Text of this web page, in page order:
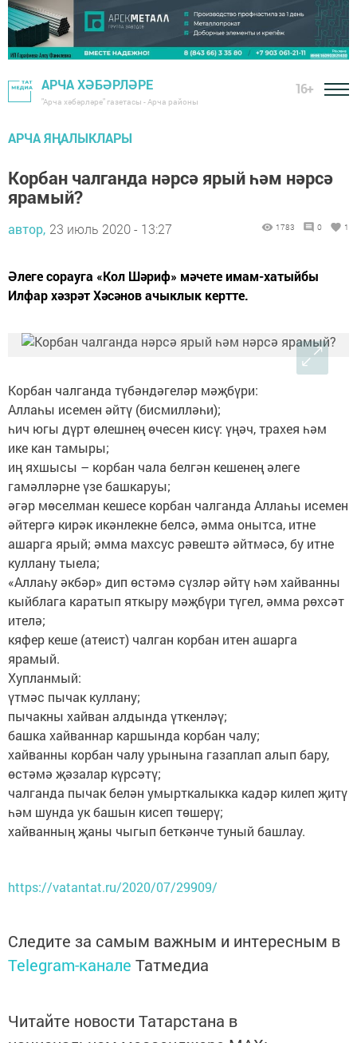
АРЧА ХӘБӘРЛӘРЕ
"Арча хәбәрләре" газетасы - Арча районы
16+
АРЧА ЯҢАЛЫКЛАРЫ
Корбан чалганда нәрсә ярый һәм нәрсә
ярамый?
автор, 23 июль 2020 - 13:27 1783 0 1
Әлеге сорауга «Кол Шәриф» мәчете имам-хатыйбы
Илфар хәзрәт Хәсәнов ачыклык кертте.
Корбан чалганда түбәндәгеләр мәҗбүри:
Аллаһы исемен әйтү (бисмилләһи);
һич югы дүрт өлешнең өчесен кисү: үңәч, трахея һәм
ике кан тамыры;
иң яхшысы – корбан чала белгән кешенең әлеге
гамәлләрне үзе башкаруы;
әгәр мөселман кешесе корбан чалганда Аллаһы исемен
әйтергә кирәк икәнлекне белсә, әмма онытса, итне
ашарга ярый; әмма махсус рәвештә әйтмәсә, бу итне
куллану тыела;
«Аллаһу әкбәр» дип өстәмә сүзләр әйтү һәм хайванны
кыйблага каратып яткыру мәҗбүри түгел, әмма рөхсәт
ителә;
кяфер кеше (атеист) чалган корбан итен ашарга
ярамый.
Хупланмый:
үтмәс пычак куллану;
пычакны хайван алдында үткенләү;
башка хайваннар каршында корбан чалу;
хайванны корбан чалу урынына газаплап алып бару,
өстәмә җәзалар күрсәтү;
чалганда пычак белән умырткалыкка кадәр килеп җитү
һәм шунда ук башын кисеп төшерү;
хайванның җаны чыгып беткәнче туный башлау.
https://vatantat.ru/2020/07/29909/
Следите за самым важным и интересным в
Telegram-канале Татмедиа
Читайте новости Татарстана в